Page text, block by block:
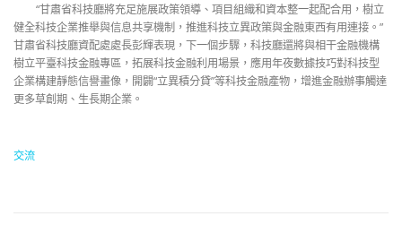
“甘肅省科技廳將充足施展政策領導、項目組織和資本整一起配合用，樹立
健全科技企業推舉與信息共享機制，推進科技立異政策與金融東西有用連接。”
甘肅省科技廳資配處處長彭輝表現，下一個步驟，科技廳還將與相干金融機構
樹立平臺科技金融專區，拓展科技金融利用場景，應用年夜數據技巧對科技型
企業構建靜態信譽畫像，開闢“立異積分貸”等科技金融產物，增進金融辦事觸達
更多草創期、生長期企業。
交流